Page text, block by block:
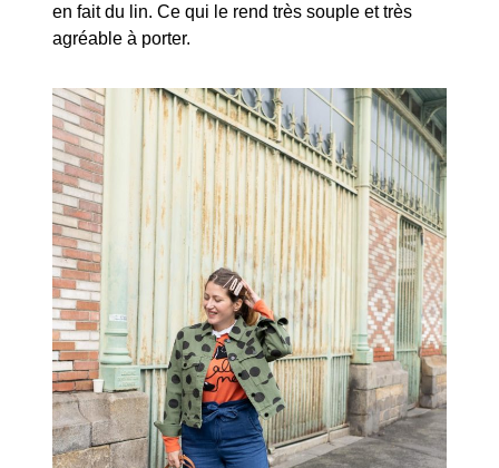
en fait du lin. Ce qui le rend très souple et très
agréable à porter.